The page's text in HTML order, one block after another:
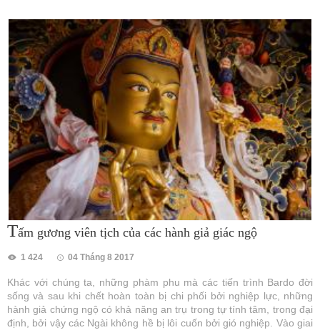
Tấm gương viên tịch của các hành giả giác ngộ
1 424 04 Tháng 8 2017
Khác với chúng ta, những phàm phu mà các tiến trình Bardo đời
sống và sau khi chết hoàn toàn bị chi phối bởi nghiệp lực, những
hành giả chứng ngộ có khả năng an trụ trong tự tính tâm, trong đại
định, bởi vậy các Ngài không hề bị lôi cuốn bởi gió nghiệp. Vào giai